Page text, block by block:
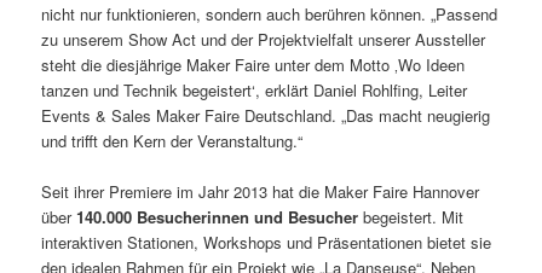
nicht nur funktionieren, sondern auch berühren können. „Passend
zu unserem Show Act und der Projektvielfalt unserer Aussteller
steht die diesjährige Maker Faire unter dem Motto ‚Wo Ideen
tanzen und Technik begeistert‘, erklärt Daniel Rohlfing, Leiter
Events & Sales Maker Faire Deutschland. „Das macht neugierig
und trifft den Kern der Veranstaltung.“
Seit ihrer Premiere im Jahr 2013 hat die Maker Faire Hannover
über140.000 Besucherinnen und Besucher begeistert. Mit
interaktiven Stationen, Workshops und Präsentationen bietet sie
den idealen Rahmen für ein Projekt wie „La Danseuse“. Neben